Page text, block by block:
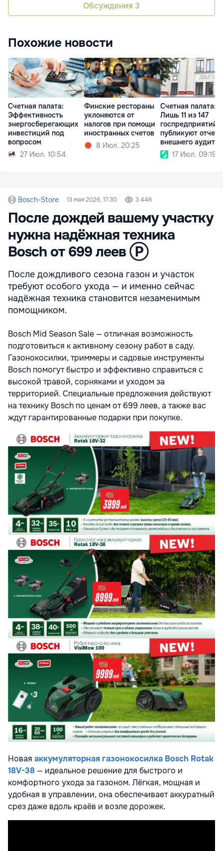
Обсуждения 3
Похожие новости
Счетная палата:
Эффективность
энергосберегающих
инвестиций под
вопросом
27 Июл. 10:54
Финские рестораны
уклоняются от
налогов при помощи
иностранных счетов
8 Июл. 20:25
Счетная палата:
Лишь 11 из 147
госпредприятий
публикуют отчеты
внешнего аудита
17 Июл. 09:19
Bosch-Store 13 мая 2026, 17:30 3 446
После дождей вашему участку
нужна надёжная техника
Bosch от 699 леев Ⓟ
После дождливого сезона газон и участок
требуют особого ухода — и именно сейчас
надёжная техника становится незаменимым
помощником.
Bosch Mid Season Sale — отличная возможность
подготовиться к активному сезону работ в саду.
Газонокосилки, триммеры и садовые инструменты
Bosch помогут быстро и эффективно справиться с
высокой травой, сорняками и уходом за
территорией. Специальные предложения действуют
на технику Bosch по ценам от 699 леев, а также вас
ждут гарантированные подарки при покупке.
Новая аккумуляторная газонокосилка Bosch Rotak
18V-38 — идеальное решение для быстрого и
комфортного ухода за газоном. Лёгкая, мощная и
удобная в управлении, она обеспечивает аккуратный
срез даже вдоль краёв и возле дорожек.